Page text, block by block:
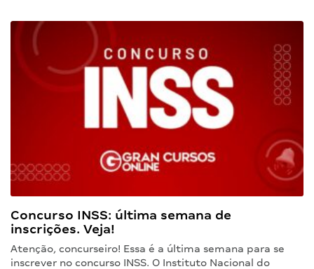
Concurso INSS: última semana de
inscrições. Veja!
Atenção, concurseiro! Essa é a última semana para se
inscrever no concurso INSS. O Instituto Nacional do